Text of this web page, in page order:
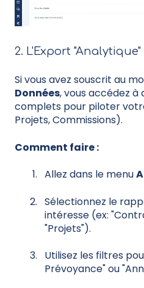
2. L'Export
Si vous avez souscrit au
Données, vous accédez à
complets pour piloter
Projets, Commissions).
Comment faire :
Allez dans le menu
Sélectionnez le
intéresse (ex:
"Projets").
Utilisez les filtres
Prévoyance" ou